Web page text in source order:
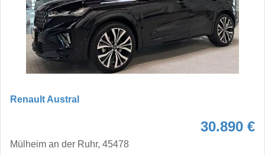
Renault Austral
30.890 €
Mülheim an der Ruhr, 45478